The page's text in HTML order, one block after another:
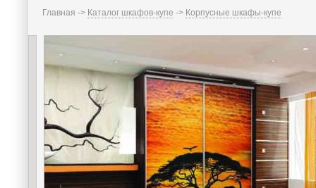
Главная -> Каталог шкафов-купе -> Корпусные шкафы-купе